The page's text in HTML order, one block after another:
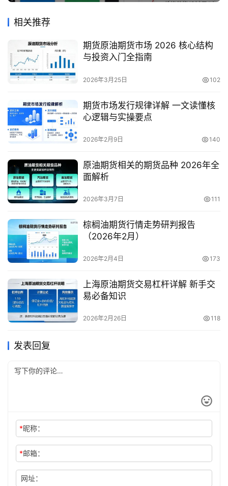
相关推荐
期货原油期货市场 2026 核心结构
与投资入门全指南
2026年3月25日 102
期货市场发行规律详解 一文读懂核
心逻辑与实操要点
2026年2月9日 140
原油期货相关的期货品种 2026年全
面解析
2026年3月7日 111
棕榈油期货行情走势研判报告
（2026年2月）
2026年2月4日 173
上海原油期货交易杠杆详解 新手交
易必备知识
2026年2月26日 118
发表回复
*昵称：
*邮箱：
网址：